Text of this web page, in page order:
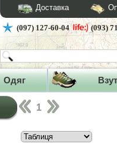
Доставка
(097) 127-60-04 (093)
Одяг
1